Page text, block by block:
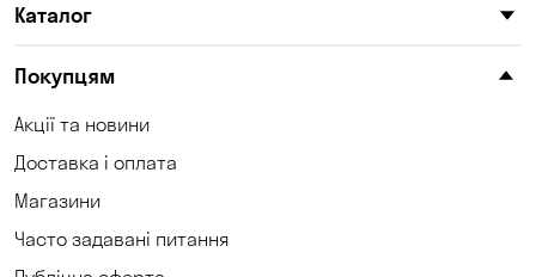
Каталог
Покупцям
Акції та новини
Доставка і оплата
Магазини
Часто задавані питання